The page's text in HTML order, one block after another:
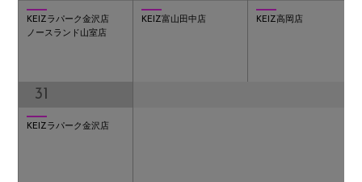
KEIZラパーク金沢店
ノースランド山室店
KEIZ富山田中店 KEIZ高岡店
31
KEIZラパーク金沢店